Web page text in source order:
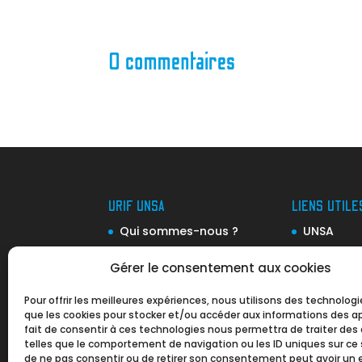
Gérer le consentement aux cookies
Pour offrir les meilleures expériences, nous utilisons des
que les cookies pour stocker et/ou accéder aux informations des
fait de consentir à ces technologies nous permettra de traiter des
telles que le comportement de navigation ou les ID uniques sur ce
de ne pas consentir ou de retirer son consentement peut avoir un
0 commentaires
URIF UNSA
Qui sommes-nous ?
Nos Valeurs
Revue de presse
Nos partenaires
LIENS
UNSA
Ile-de-
Mobilité
Ile-de-